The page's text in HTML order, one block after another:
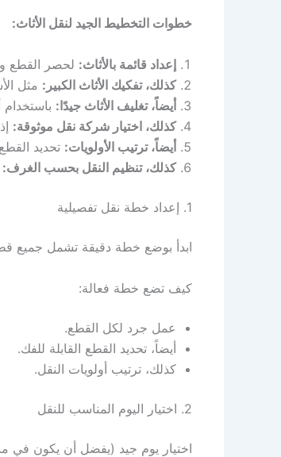
خطوات التخطيط الجيد لنقل الأثاث:
إعداد قائمة بالأثاث: لحصر القطع
كذلك، تفكيك الأثاث الكبير: مثل
أيضاً، تغليف الأثاث جيدًا:
كذلك، اختيار شركة نقل موثوقة:
أيضاً، ترتيب الأولويات: تحديد
كذلك، تنظيم النقل بحسب الغرف:
1. إعداد خطة نقل تفصيلية
ابدأ بوضع خطة دقيقة تشمل جميع
كيف تضع خطة فعالة:
عمل جرد لكل القطع.
أيضاً، تحديد القطع القابلة للفك.
كذلك، ترتيب أولويات النقل.
2. اختيار اليوم المناسب للنقل
اختيار يوم جيد (يفضل أن يكون في